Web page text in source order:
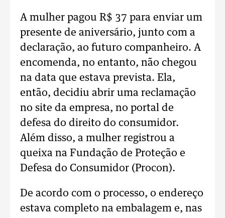
A mulher pagou R$ 37 para enviar um
presente de aniversário, junto com a
declaração, ao futuro companheiro. A
encomenda, no entanto, não chegou
na data que estava prevista. Ela,
então, decidiu abrir uma reclamação
no site da empresa, no portal de
defesa do direito do consumidor.
Além disso, a mulher registrou a
queixa na Fundação de Proteção e
Defesa do Consumidor (Procon).
De acordo com o processo, o endereço
estava completo na embalagem e, nas